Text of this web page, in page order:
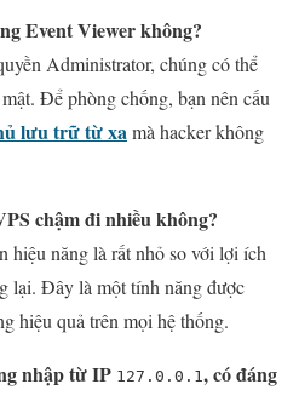
Event Viewer không?
Administrator, chúng có thể
Để phòng chống, bạn nên cấu
lưu trữ từ xamà hacker không
chậm đi nhiều không?
hiệu năng là rất nhỏ so với lợi ích
lại. Đây là một tính năng được
hiệu quả trên mọi hệ thống.
nhập từ IP 127.0.0.1 , có đáng